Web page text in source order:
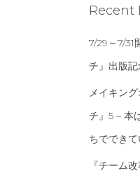
Recent
7/29～7/31
チ』出版記
メイキン
チ』5 – 本
ちでできて
『チーム